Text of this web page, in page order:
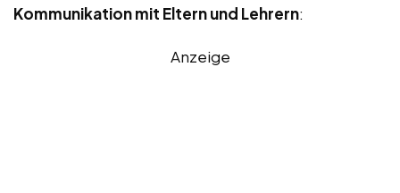
Kommunikation mit Eltern und Lehrern:
Anzeige